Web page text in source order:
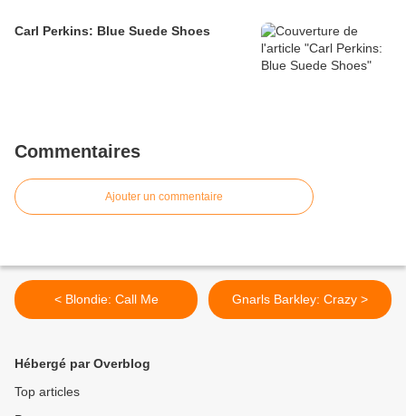
Carl Perkins: Blue Suede Shoes
Commentaires
Ajouter un commentaire
< Blondie: Call Me Gnarls Barkley: Crazy >
Hébergé par Overblog
Top articles